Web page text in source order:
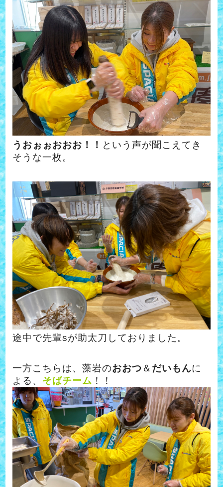
うおぉぉおおお！！ という声が聞こえてき
そうな一枚。
途中で先輩sが助太刀しておりました。
一方こちらは、藻岩のおおつ ＆ だいもんに
よる、 そばチーム ！！